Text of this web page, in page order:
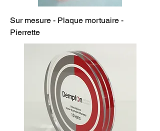
Sur mesure - Plaque mortuaire -
Pierrette